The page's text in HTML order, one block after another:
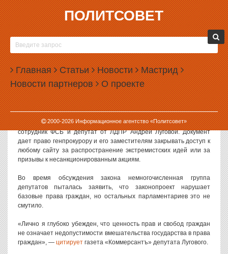
ПОЛИТСОВЕТ
Главная Статьи Новости Мастрид
Новости партнеров О проекте
2000-2026Информационное агентство «Политсовет»
18.12.2013, 09:27
ГОСДУМА ОДОБРИЛА ЗАКОН О БЛОКИРОВКЕ
САЙТОВ
Государственная дума в первом чтении приняла закон о
внесудебной блокировке интернет-ресурсов за призывы к
массовым беспорядкам. По мнению депутатов, государству надо
дать возможность нарушать право человека на информацию.
Законопроект о блокировке сайтов внес в Госдуму бывший
сотрудник ФСБ и депутат от ЛДПР Андрей Луговой. Документ
дает право генпрокурору и его заместителям закрывать доступ к
любому сайту за распространение экстремистских идей или за
призывы к несанкционированным акциям.
Во время обсуждения закона немногочисленная группа
депутатов пыталась заявить, что законопроект нарушает
базовые права граждан, но остальных парламентариев это не
смутило.
«Лично я глубоко убежден, что ценность прав и свобод граждан
не означает недопустимости вмешательства государства в права
граждан», — цитирует газета «Коммерсантъ» депутата Лугового.